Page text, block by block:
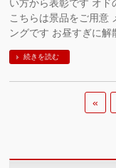
い方から表彰です オ
こちらは景品をご用意
ングです お昼すぎに解
続きを読む
«